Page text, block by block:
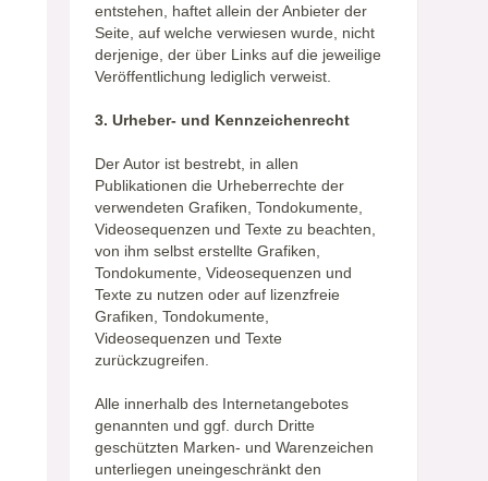
entstehen, haftet allein der Anbieter der
Seite, auf welche verwiesen wurde, nicht
derjenige, der über Links auf die jeweilige
Veröffentlichung lediglich verweist.
3. Urheber- und Kennzeichenrecht
Der Autor ist bestrebt, in allen
Publikationen die Urheberrechte der
verwendeten Grafiken, Tondokumente,
Videosequenzen und Texte zu beachten,
von ihm selbst erstellte Grafiken,
Tondokumente, Videosequenzen und
Texte zu nutzen oder auf lizenzfreie
Grafiken, Tondokumente,
Videosequenzen und Texte
zurückzugreifen.
Alle innerhalb des Internetangebotes
genannten und ggf. durch Dritte
geschützten Marken- und Warenzeichen
unterliegen uneingeschränkt den